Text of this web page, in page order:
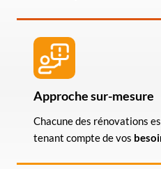
Approche sur-mesure
Chacune des rénovations
tenant compte de vos